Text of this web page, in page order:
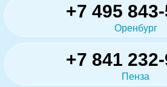
+7 495
Оренбург
+7 841
Пенза